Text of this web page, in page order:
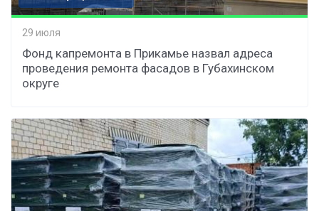
29 июля
Фонд капремонта в Прикамье назвал адреса
проведения ремонта фасадов в Губахинском
округе